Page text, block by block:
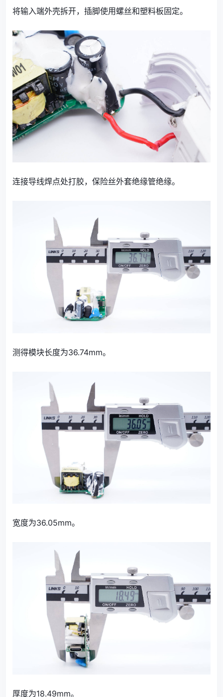
将输入端外壳拆开，插脚使用螺丝和塑料板固定。
连接导线焊点处打胶，保险丝外套绝缘管绝缘。
测得模块长度为36.74mm。
宽度为36.05mm。
厚度为18.49mm。